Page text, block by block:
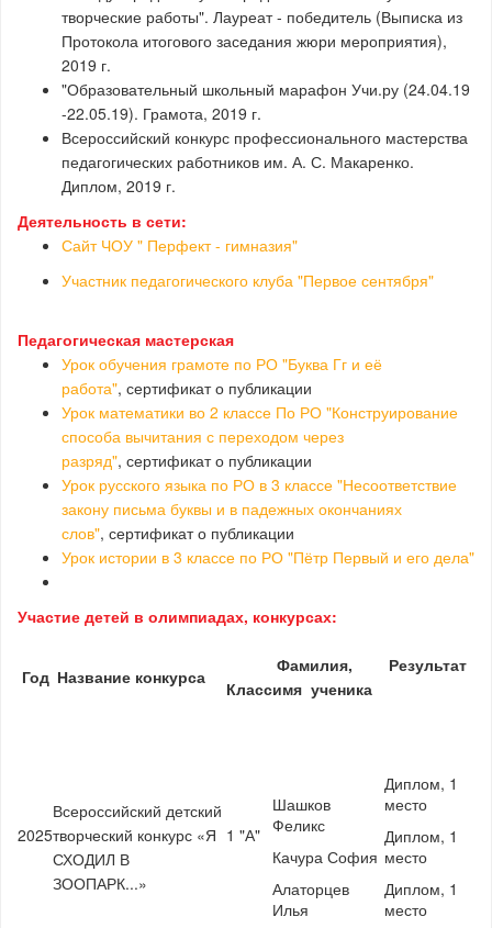
творческие работы". Лауреат - победитель (Выписка из
Протокола итогового заседания жюри мероприятия),
2019 г.
"Образовательный школьный марафон Учи.ру (24.04.19
-22.05.19). Грамота, 2019 г.
Всероссийский конкурс профессионального мастерства
педагогических работников им. А. С. Макаренко.
Диплом, 2019 г.
Деятельность в сети:
Сайт ЧОУ " Перфект - гимназия"
Участник педагогического клуба "Первое сентября"
Педагогическая мастерская
Урок обучения грамоте по РО "Буква Гг и её
работа", сертификат о публикации
Урок математики во 2 классе По РО "Конструирование
способа вычитания с переходом через
разряд", сертификат о публикации
Урок русского языка по РО в 3 классе "Несоответствие
закону письма буквы и в падежных окончаниях
слов", сертификат о публикации
Урок истории в 3 классе по РО "Пётр Первый и его дела"
Участие детей в олимпиадах, конкурсах:
Год Название конкурса
Класс
Фамилия,
имя ученика
Результат
2025
Всероссийский детский
творческий конкурс «Я
СХОДИЛ В
ЗООПАРК...»
1 "А"
Шашков
Феликс
Качура София
Алаторцев
Илья
Диплом, 1
место
Диплом, 1
место
Диплом, 1
место